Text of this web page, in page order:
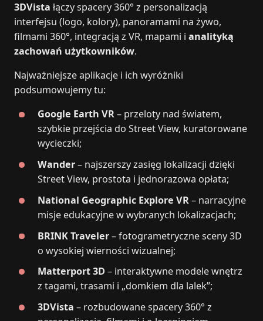
3DVista łączy spacery 360° z personalizacją
interfejsu (logo, kolory), panoramami na żywo,
filmami 360°, integracją z VR, mapami i analityką
zachowań użytkowników.
Najważniejsze aplikacje i ich wyróżniki
podsumowujemy tu:
Google Earth VR– przeloty nad światem,
szybkie przejścia do Street View, kuratorowane
wycieczki;
Wander– najszerszy zasięg lokalizacji dzięki
Street View, prostota i jednorazowa opłata;
National Geographic Explore VR– narracyjne
misje edukacyjne w wybranych lokalizacjach;
BRINK Traveler– fotogrametryczne sceny 3D
o wysokiej wierności wizualnej;
Matterport 3D – interaktywne modele wnętrz
z tagami, trasami i „domkiem dla lalek”;
3DVista – rozbudowane spacery 360° z